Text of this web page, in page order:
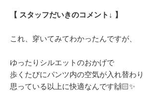
【 スタッフだいきのコメント↓ 】
これ、穿いてみてわかったんですが、
ゆったりシルエットのおかげで
歩くたびにパンツ内の空気が入れ替わり
思っている以上に快適なんです🙌🏻✨